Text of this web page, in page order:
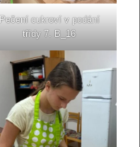
Pečení cukroví v podání
třídy 7. B_16